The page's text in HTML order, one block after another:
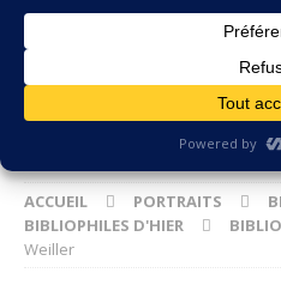
ACCUEIL PORTRAITS
BIBLIOPHILES D'HIER
Weiller